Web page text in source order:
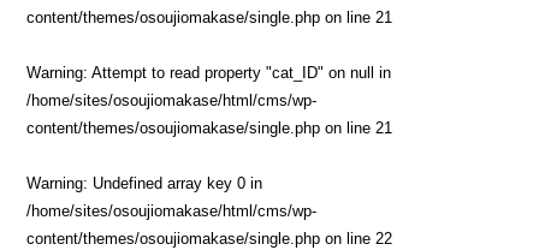
content/themes/osoujiomakase/single.php on line 21
Warning: Attempt to read property "cat_ID" on null in
/home/sites/osoujiomakase/html/cms/wp-
content/themes/osoujiomakase/single.php on line 21
Warning: Undefined array key 0 in
/home/sites/osoujiomakase/html/cms/wp-
content/themes/osoujiomakase/single.php on line 22